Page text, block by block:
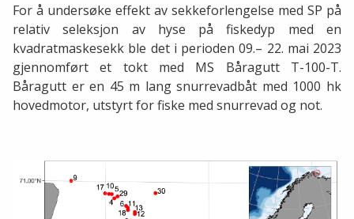
For å undersøke effekt av sekkeforlengelse med SP på
relativ seleksjon av hyse på fiskedyp med en
kvadratmaskesekk ble det i perioden 09.– 22. mai 2023
gjennomført et tokt med MS Båragutt T-100-T.
Båragutt er en 45 m lang snurrevadbåt med 1000 hk
hovedmotor, utstyrt for fiske med snurrevad og not.